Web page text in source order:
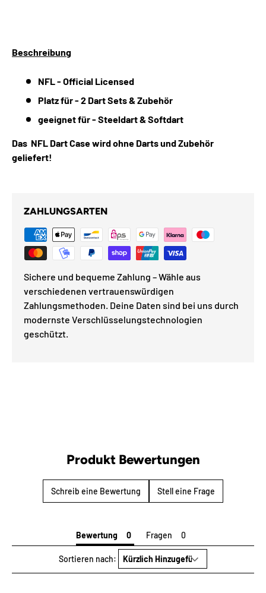
Beschreibung
NFL - Official Licensed
Platz für - 2 Dart Sets & Zubehör
geeignet für - Steeldart & Softdart
Das NFL Dart Case wird ohne Darts und Zubehör
geliefert!
ZAHLUNGSARTEN
Sichere und bequeme Zahlung – Wähle aus
verschiedenen vertrauenswürdigen
Zahlungsmethoden. Deine Daten sind bei uns durch
modernste Verschlüsselungstechnologien
geschützt.
Produkt Bewertungen
Schreib eine Bewertung Stell eine Frage
Bewertung Fragen
Sortieren nach: